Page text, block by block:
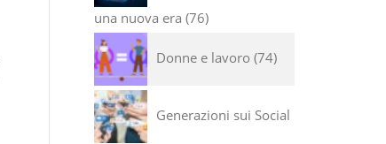
una nuova era 76
Donne e lavoro 74
Generazioni sui Social